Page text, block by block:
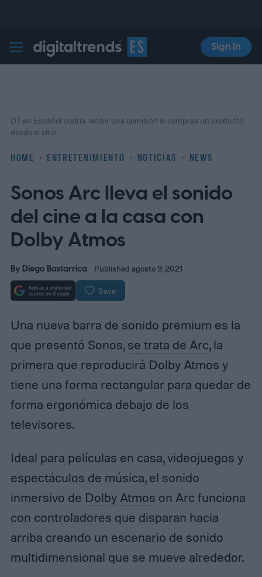
Digital Trends Español
Sign In
HOME ENTRETENIMIENTO NOTICIAS NEWS
DT en Español podría recibir una comisión si compras un producto
desde el sitio
Sonos Arc lleva el sonido
del cine a la casa con
Dolby Atmos
By Diego Bastarrica Published agosto 9, 2021
Save
Una nueva barra de sonido premium es la
que presentó Sonos,se trata de Arc, la
primera que reproducirá Dolby Atmos y
tiene una forma rectangular para quedar de
forma ergonómica debajo de los
televisores.
Ideal para películas en casa, videojuegos y
espectáculos de música, el sonido
inmersivo de Dolby Atmos on Arc funciona
con controladores que disparan hacia
arriba creando un escenario de sonido
multidimensional que se mueve alrededor.